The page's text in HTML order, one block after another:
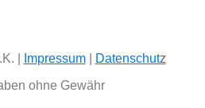
| Impressum|
Datenschutz
ohne Gewähr